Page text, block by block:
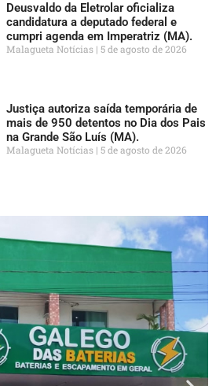
Deusvaldo da Eletrolar oficializa
candidatura a deputado federal e
cumpri agenda em Imperatriz (MA).
Malagueta Notícias 5 de agosto de 2026
Justiça autoriza saída temporária de
mais de 950 detentos no Dia dos Pais
na Grande São Luís (MA).
Malagueta Notícias 5 de agosto de 2026